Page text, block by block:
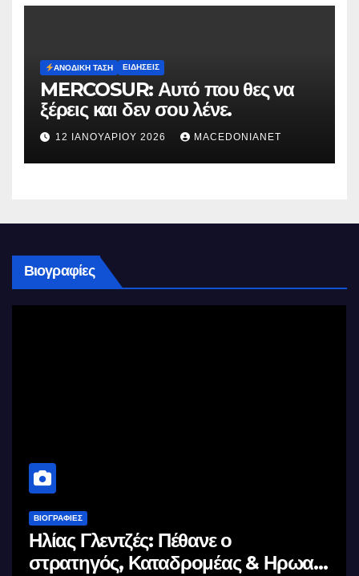
ΑΝΟΔΙΚΉ ΤΆΣΗ ΕΙΔΉΣΕΙΣ
MERCOSUR: Αυτό που θες να
ξέρεις και δεν σου λένε.
12 ΙΑΝΟΥΑΡΊΟΥ 2026 MACEDONIANET
Βιογραφίες
ΒΙΟΓΡΑΦΊΕΣ
Μέγας Αλέξανδρος: Ο μέγιστος των
Ελλήνων